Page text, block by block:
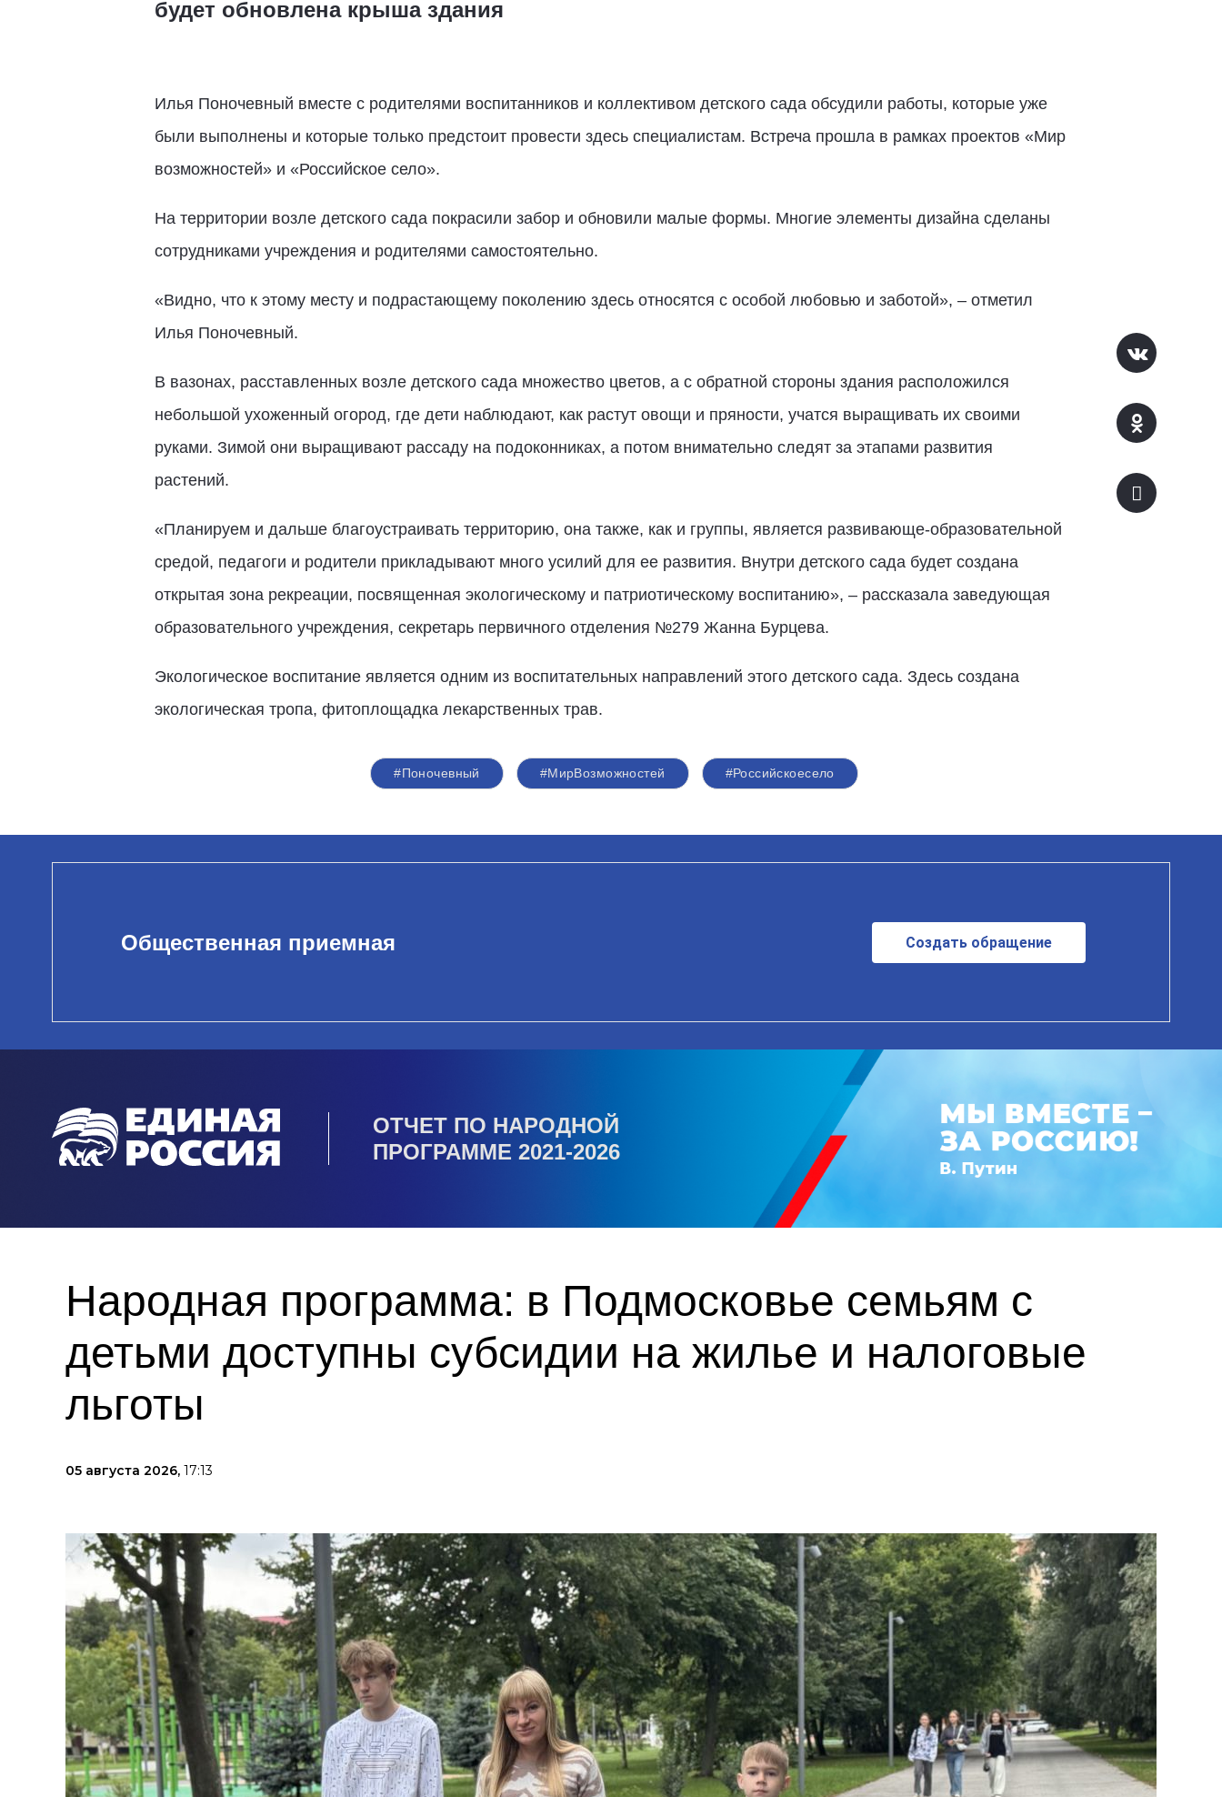
будет обновлена крыша здания
Илья Поночевный вместе с родителями воспитанников и коллективом детского сада обсудили работы, которые уже
были выполнены и которые только предстоит провести здесь специалистам. Встреча прошла в рамках проектов «Мир
возможностей» и «Российское село».
На территории возле детского сада покрасили забор и обновили малые формы. Многие элементы дизайна сделаны
сотрудниками учреждения и родителями самостоятельно.
«Видно, что к этому месту и подрастающему поколению здесь относятся с особой любовью и заботой», – отметил
Илья Поночевный.
В вазонах, расставленных возле детского сада множество цветов, а с обратной стороны здания расположился
небольшой ухоженный огород, где дети наблюдают, как растут овощи и пряности, учатся выращивать их своими
руками. Зимой они выращивают рассаду на подоконниках, а потом внимательно следят за этапами развития
растений.
«Планируем и дальше благоустраивать территорию, она также, как и группы, является развивающе-образовательной
средой, педагоги и родители прикладывают много усилий для ее развития. Внутри детского сада будет создана
открытая зона рекреации, посвященная экологическому и патриотическому воспитанию», – рассказала заведующая
образовательного учреждения, секретарь первичного отделения №279 Жанна Бурцева.
Экологическое воспитание является одним из воспитательных направлений этого детского сада. Здесь создана
экологическая тропа, фитоплощадка лекарственных трав.
#Поночевный #МирВозможностей #Российскоесело
Общественная приемная Создать обращение
ОТЧЕТ ПО НАРОДНОЙ
ПРОГРАММЕ 2021-2026
Народная программа: в Подмосковье семьям с
детьми доступны субсидии на жилье и налоговые
льготы
05 августа 2026, 17:13